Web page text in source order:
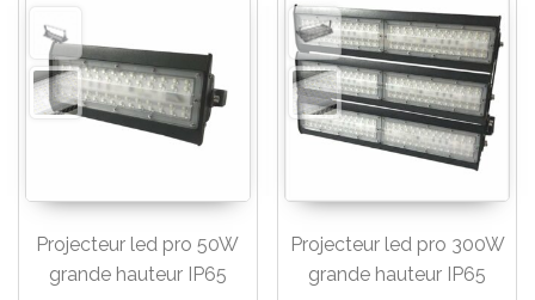
Projecteur led pro 50W
grande hauteur IP65
Projecteur led pro 300W
grande hauteur IP65